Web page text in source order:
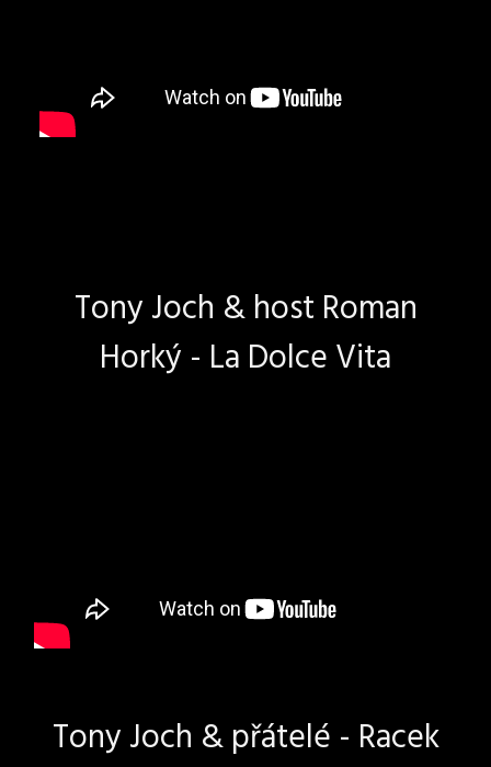
Tony Joch & host Roman
Horký - La Dolce Vita
Tony Joch & přátelé - Racek